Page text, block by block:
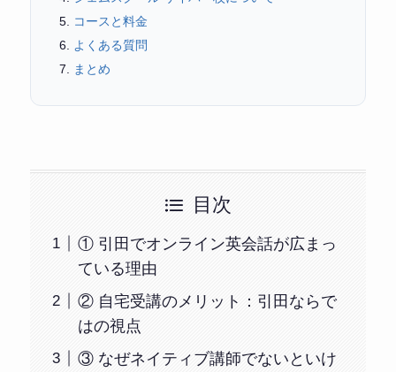
コースと料金
よくある質問
まとめ
目次
① 引田でオンライン英会話が広まっ
ている理由
② 自宅受講のメリット：引田ならで
はの視点
③ なぜネイティブ講師でないといけ